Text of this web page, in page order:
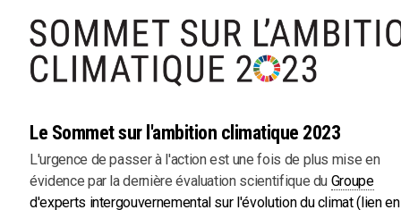
Le Sommet sur l'ambition climatique 2023
L'urgence de passer à l'action est une fois de plus mise en
évidence par la dernière évaluation scientifique du Groupe
d'experts intergouvernemental sur l'évolution du climat (lien en